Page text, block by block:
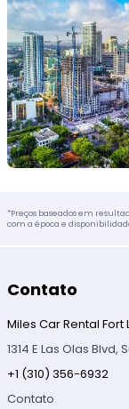
*Preços baseados em
com a época e
Contato
Miles Car Rental
1314 E Las Olas Blvd,
+1 (310) 356-6932
Contato